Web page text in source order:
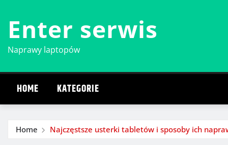
content
Enter serwis
Naprawy laptopów
HOME KATEGORIE
Home Najczęstsze usterki tabletów i sposoby ich